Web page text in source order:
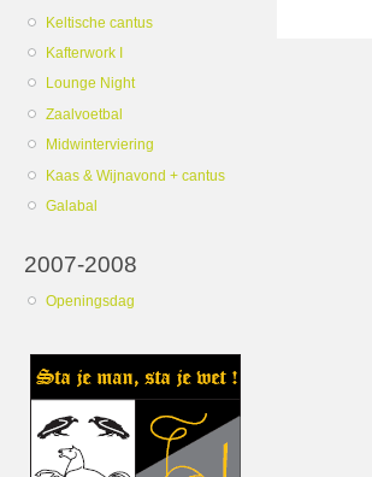
Keltische cantus
Kafterwork I
Lounge Night
Zaalvoetbal
Midwinterviering
Kaas & Wijnavond + cantus
Galabal
2007-2008
Openingsdag